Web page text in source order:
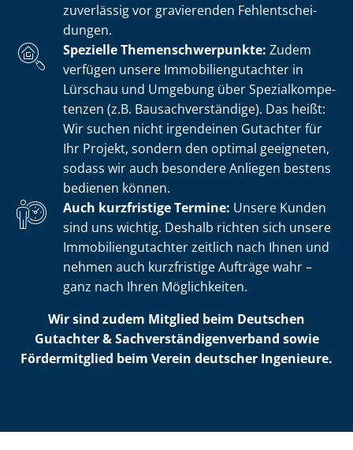
zuverlässig vor gravierenden Fehl­ent­schei­
dun­gen.
Spezielle The­men­schwer­punk­te: Zudem
verfügen unsere Im­mo­bi­li­en­gut­ach­ter in
Lürschau und Umgebung über Spe­zi­al­kom­pe­
ten­zen (z.B. Bau­sach­ver­stän­di­ge). Das heißt:
Wir suchen nicht irgendeinen Gutachter für
Ihr Projekt, sondern den optimal geeigneten,
sodass wir auch besondere Anliegen bestens
bedienen können.
Auch kurzfristige Termine: Unsere Kunden
sind uns wichtig. Deshalb richten sich unsere
Im­mo­bi­li­en­gut­ach­ter zeitlich nach Ihnen und
nehmen auch kurzfristige Aufträge wahr –
ganz nach Ihren Möglichkeiten.
Wir sind zudem Mitglied beim Deutschen
Gutachter & Sach­ver­stän­di­gen­ver­band sowie
Fördermitglied beim Verein deutscher Ingenieure.